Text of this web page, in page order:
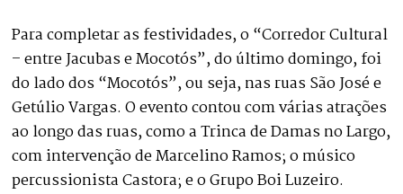
Para completar as festividades, o “Corredor Cultural
– entre Jacubas e Mocotós”, do último domingo, foi
do lado dos “Mocotós”, ou seja, nas ruas São José e
Getúlio Vargas. O evento contou com várias atrações
ao longo das ruas, como a Trinca de Damas no Largo,
com intervenção de Marcelino Ramos; o músico
percussionista Castora; e o Grupo Boi Luzeiro.